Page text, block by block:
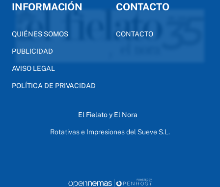
INFORMACIÓN
QUIÉNES SOMOS
PUBLICIDAD
AVISO LEGAL
POLÍTICA DE PRIVACIDAD
CONTACTO
CONTACTO
El Fielato y El Nora
Rotativas e Impresiones del Sueve S.L.